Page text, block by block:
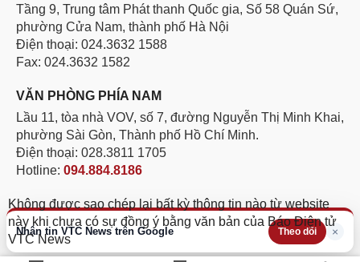
Nhận tin VTC News trên Google Theo dõi ×
Tầng 9, Trung tâm Phát thanh Quốc gia, Số 58 Quán Sứ,
phường Cửa Nam, thành phố Hà Nội
Điện thoại: 024.3632 1588
Fax: 024.3632 1582
VĂN PHÒNG PHÍA NAM
Lầu 11, tòa nhà VOV, số 7, đường Nguyễn Thị Minh Khai,
phường Sài Gòn, Thành phố Hồ Chí Minh.
Điện thoại: 028.3811 1705
Hotline: 094.884.8186
Không được sao chép lại bất kỳ thông tin nào từ website
này khi chưa có sự đồng ý bằng văn bản của Báo Điện tử
VTC News